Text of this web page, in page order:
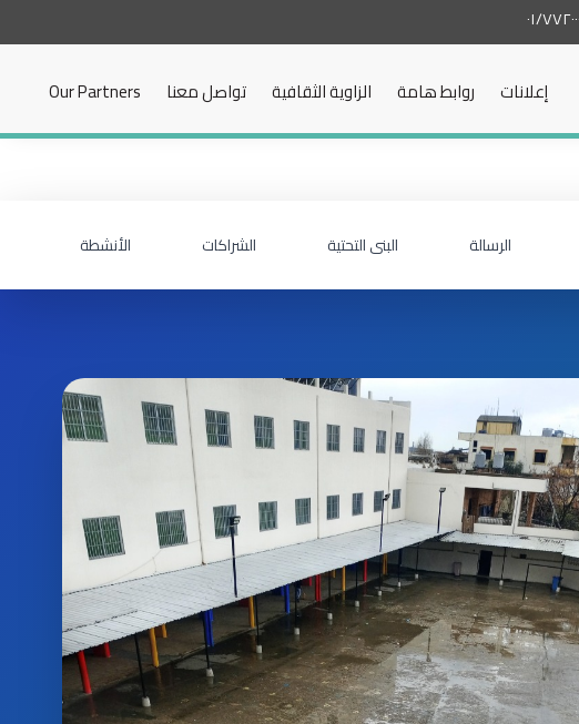
٠١/٧٧٢٠٠٠
إعلانات روابط هامة الزاوية الثقافية تواصل معنا Our Partners
الرسالة البنى التحتية الشراكات الأنشطة